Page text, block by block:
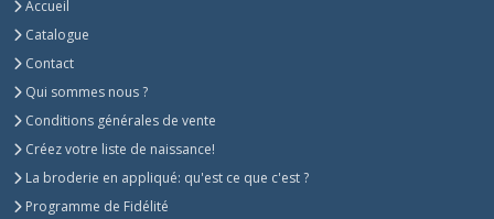
Accueil
Catalogue
Contact
Qui sommes nous ?
Conditions générales de vente
Créez votre liste de naissance!
La broderie en appliqué: qu'est ce que c'est ?
Programme de Fidélité